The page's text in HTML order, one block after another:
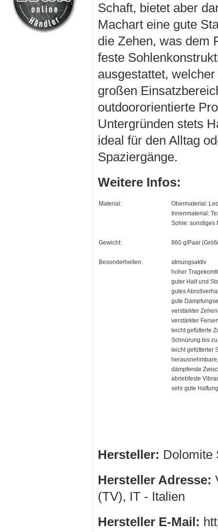
Schaft, bietet aber
Machart eine gute
die Zehen, was dem
feste
ausgestattet,
großen
outdoororientierte
Untergründen stets
ideal für den Alltag
Spaziergänge.
Weitere Infos:
Material:
Obermaterial:
Innenmaterial:
Sohle: sonstiges
Gewicht: 860 g/Paar
Besonderheiten:
atmungsaktiv
hoher
guter Halt und
gutes
gute
verstärkter
verstärkter
leicht gefütterte
Schnürung bis
leicht gefütterter
dämpfende
abriebfeste
sehr gute
Hersteller: Dolomite
Hersteller Adresse:
(TV), IT - Italien
Hersteller E-Mail: